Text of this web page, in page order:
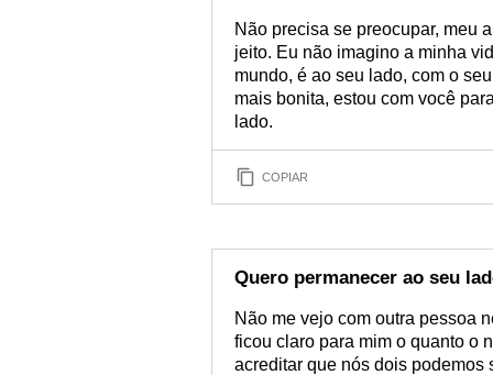
Não precisa se preocupar, meu
jeito. Eu não imagino a minha
mundo, é ao seu lado, com o
mais bonita, estou com você
lado.
COPIAR
Quero permanecer ao seu
Não me vejo com outra pessoa
ficou claro para mim o quanto o
acreditar que nós dois podemos